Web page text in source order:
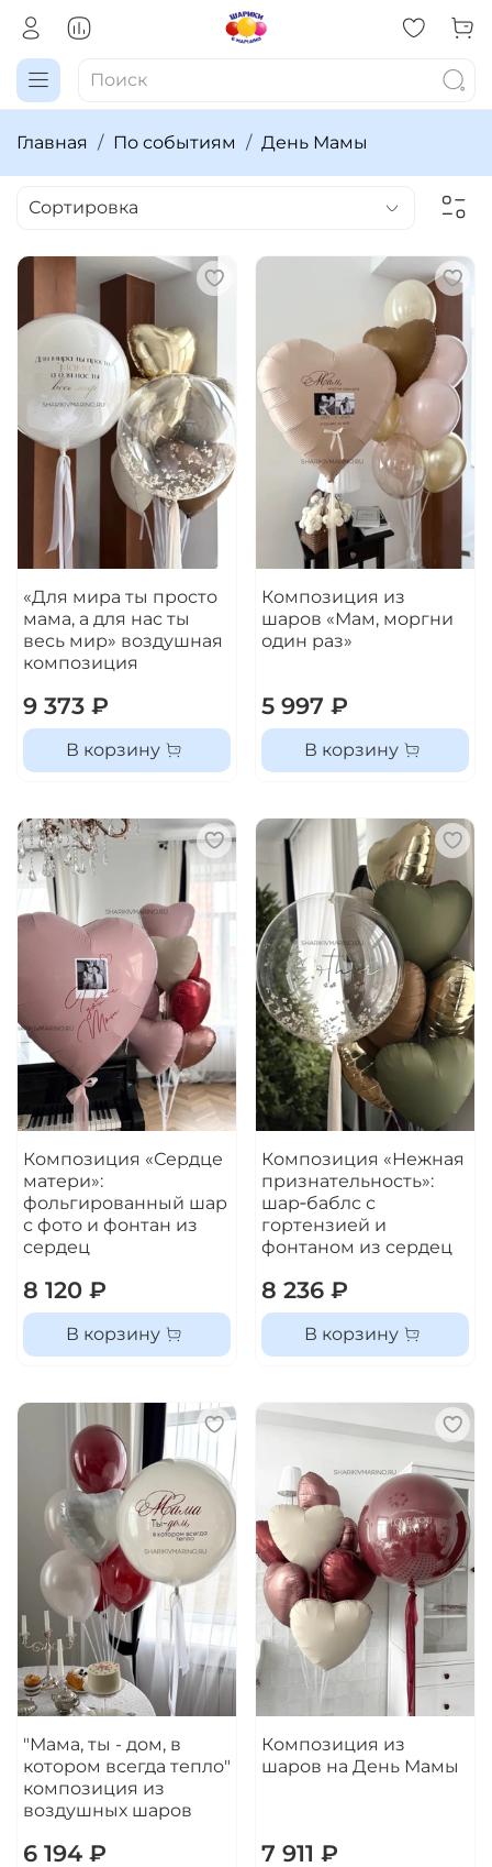
Главная По событиям День Мамы
«Для мира ты просто
мама, а для нас ты
весь мир» воздушная
композиция
9 373 ₽
В корзину
Композиция из
шаров «Мам, моргни
один раз»
5 997 ₽
В корзину
Композиция «Сердце
матери»:
фольгированный шар
с фото и фонтан из
сердец
8 120 ₽
В корзину
Композиция «Нежная
признательность»:
шар‑баблс с
гортензией и
фонтаном из сердец
8 236 ₽
В корзину
"Мама, ты - дом, в
котором всегда тепло"
композиция из
воздушных шаров
6 194 ₽
Композиция из
шаров на День Мамы
7 911 ₽